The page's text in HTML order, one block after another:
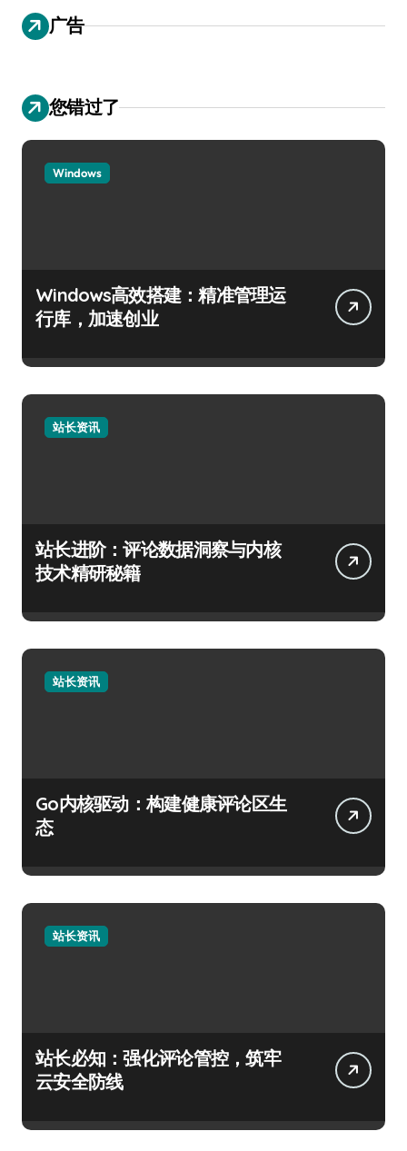
广告
您错过了
Windows
Windows高效搭建：精准管理运
行库，加速创业
站长资讯
站长进阶：评论数据洞察与内核
技术精研秘籍
站长资讯
Go内核驱动：构建健康评论区生
态
站长资讯
站长必知：强化评论管控，筑牢
云安全防线